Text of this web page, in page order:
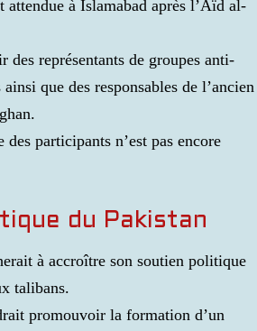
attendue à Islamabad après l’Aïd al-
des représentants de groupes anti-
que des responsables de l’ancien
participants n’est pas encore
du Pakistan
à accroître son soutien politique
talibans.
promouvoir la formation d’un